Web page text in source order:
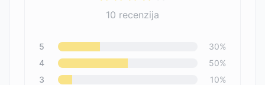
10 recenzija
5 30%
4
50%
3
10%